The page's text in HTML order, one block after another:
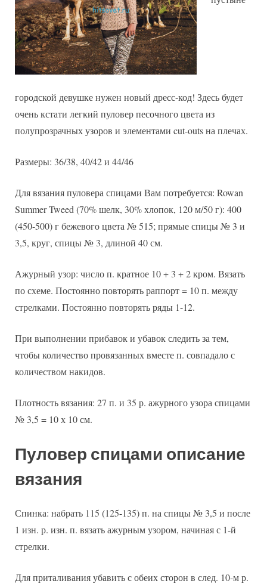
городской девушке нужен новый дресс-код! Здесь будет
очень кстати легкий пуловер песочного цвета из
полупрозрачных узоров и элементами cut-outs на плечах.
Размеры: 36/38, 40/42 и 44/46
Для вязания пуловера спицами Вам потребуется: Rowan
Summer Tweed (70% шелк, 30% хлопок, 120 м/50 г): 400
(450-500) г бежевого цвета № 515; прямые спицы № 3 и
3,5, круг, спицы № 3, длиной 40 см.
Ажурный узор: число п. кратное 10 + 3 + 2 кром. Вязать
по схеме. Постоянно повторять раппорт = 10 п. между
стрелками. Постоянно повторять ряды 1-12.
При выполнении прибавок и убавок следить за тем,
чтобы количество провязанных вместе п. совпадало с
количеством накидов.
Плотность вязания: 27 п. и 35 р. ажурного узора спицами
№ 3,5 = 10 х 10 см.
Пуловер спицами описание
вязания
Спинка: набрать 115 (125-135) п. на спицы № 3,5 и после
1 изн. р. изн. п. вязать ажурным узором, начиная с 1-й
стрелки.
Для приталивания убавить с обеих сторон в след. 10-м р.